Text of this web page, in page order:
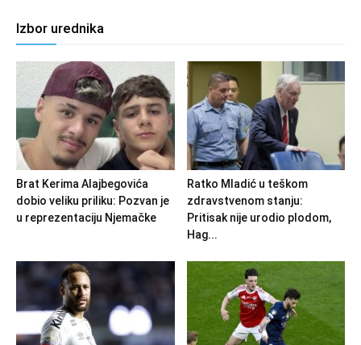
Izbor urednika
Brat Kerima Alajbegovića
dobio veliku priliku: Pozvan je
u reprezentaciju Njemačke
Ratko Mladić u teškom
zdravstvenom stanju:
Pritisak nije urodio plodom,
Hag...